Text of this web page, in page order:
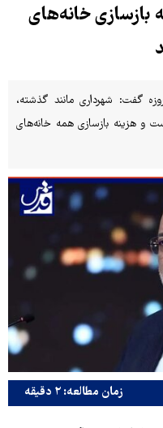
بازسازی‌ خانه‌های‌
تهران با توجه به تجربه جنگ ۱۲ روزه گفت: شهرداری مانند گذشته،
و هزینه بازسازی همه خانه‌های
زمان مطالعه: ۲ دقیقه